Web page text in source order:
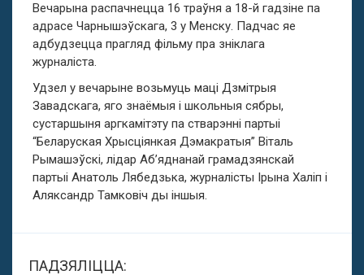
Вечарына распачнецца 16 траўня а 18-й гадзіне па
адрасе Чарнышэўскага, 3 у Менску. Падчас яе
адбудзецца прагляд фільму пра зніклага
журналіста.
Удзел у вечарыне возьмуць маці Дзмітрыя
Завадскага, яго знаёмыя і школьныя сябры,
сустаршыня аргкамітэту па стварэнні партыі
“Беларуская Хрысціянкая Дэмакратыя” Віталь
Рымашэўскі, лідар Аб’яднанай грамадзянскай
партыі Анатоль Лябедзька, журналісты Ірына Халіп і
Аляксандр Тамковіч ды іншыя.
ПАДЗЯЛІЦЦА: